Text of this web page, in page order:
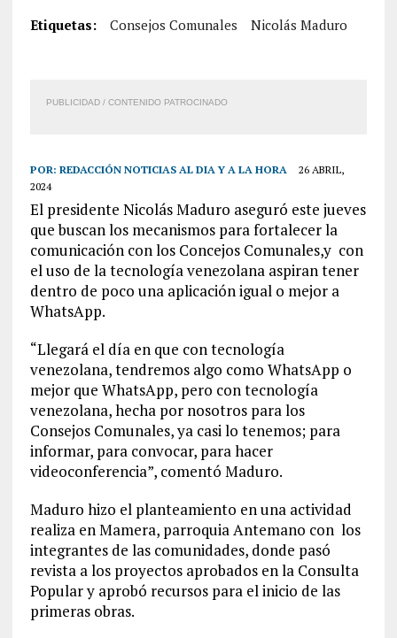
Etiquetas: Consejos Comunales Nicolás Maduro
PUBLICIDAD / CONTENIDO PATROCINADO
POR: REDACCIÓN NOTICIAS AL DIA Y A LA HORA
26 ABRIL,
2024
El presidente Nicolás Maduro aseguró este jueves
que buscan los mecanismos para fortalecer la
comunicación con los Concejos Comunales,y con
el uso de la tecnología venezolana aspiran tener
dentro de poco una aplicación igual o mejor a
WhatsApp.
“Llegará el día en que con tecnología
venezolana, tendremos algo como WhatsApp o
mejor que WhatsApp, pero con tecnología
venezolana, hecha por nosotros para los
Consejos Comunales, ya casi lo tenemos; para
informar, para convocar, para hacer
videoconferencia”, comentó Maduro.
Maduro hizo el planteamiento en una actividad
realiza en Mamera, parroquia Antemano con los
integrantes de las comunidades, donde pasó
revista a los proyectos aprobados en la Consulta
Popular y aprobó recursos para el inicio de las
primeras obras.